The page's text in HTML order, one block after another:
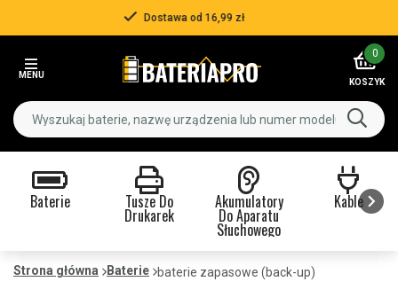
Ponad 500 000 klientów
MENU
0
KOSZYK
Baterie Tusze Do
Drukarek
Akumulatory
Do Aparatu
Słuchowego
Kable
Strona główna Baterie baterie zapasowe (back-up)